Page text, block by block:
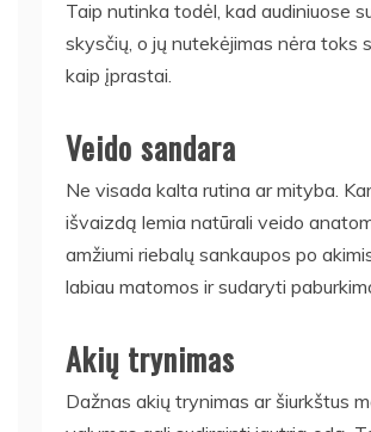
Taip nutinka todėl, kad audiniuose
skysčių, o jų nutekėjimas nėra toks
kaip įprastai.
Veido sandara
Ne visada kalta rutina ar mityba.
išvaizdą lemia natūrali veido
amžiumi riebalų sankaupos po
labiau matomos ir sudaryti
Akių trynimas
Dažnas akių trynimas ar šiurkštus